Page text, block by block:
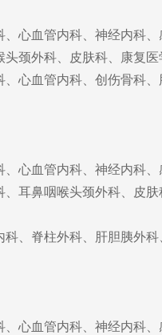
心血管内科、神经内科
颈外科、皮肤科、康复
心血管内科、创伤骨科
心血管内科、神经内科
耳鼻咽喉头颈外科、皮
、脊柱外科、肝胆胰外
心血管内科、神经内科